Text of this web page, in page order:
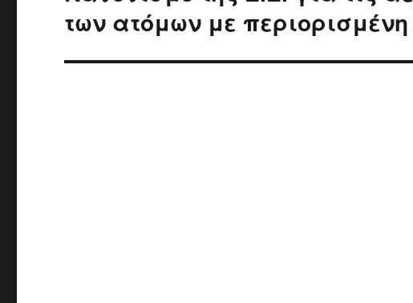
των ατόμων με περιορισμένη